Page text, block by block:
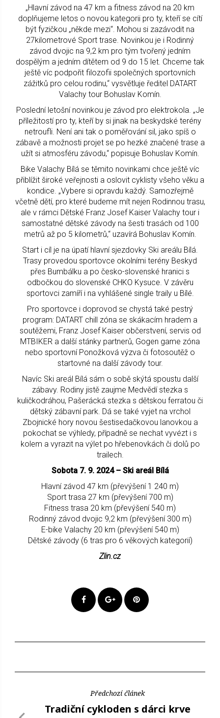
„Hlavní závod na 47 km a fitness závod na 20 km
doplňujeme letos o novou kategorii pro ty, kteří se cítí
být fyzičkou „někde mezi“. Mohou si zazávodit na
27kilometrové Sport trase. Novinkou je i Rodinný
závod dvojic na 9,2 km pro tým tvořený jedním
dospělým a jedním dítětem od 9 do 15 let. Chceme tak
ještě víc podpořit filozofii společných sportovních
zážitků pro celou rodinu,“ vysvětluje ředitel DATART
Valachy tour Bohuslav Komín.
Poslední letošní novinkou je závod pro elektrokola. „Je
příležitostí pro ty, kteří by si jinak na beskydské terény
netroufli. Není ani tak o poměřování sil, jako spíš o
zábavě a možnosti projet se po hezké značené trase a
užít si atmosféru závodu,“ popisuje Bohuslav Komín.
Bike Valachy Bílá se těmito novinkami chce ještě víc
přiblížit široké veřejnosti a oslovit cyklisty všeho věku a
kondice. „Vybere si opravdu každý. Samozřejmě
včetně dětí, pro které budeme mít nejen Rodinnou trasu,
ale v rámci Dětské Franz Josef Kaiser Valachy tour i
samostatné dětské závody na šesti trasách od 100
metrů až po 5 kilometrů,“ uzavírá Bohuslav Komín.
Start i cíl je na úpatí hlavní sjezdovky Ski areálu Bílá.
Trasy provedou sportovce okolními terény Beskyd
přes Bumbálku a po česko-slovenské hranici s
odbočkou do slovenské CHKO Kysuce. V závěru
sportovci zamíří i na vyhlášené single traily u Bílé.
Pro sportovce i doprovod se chystá také pestrý
program: DATART chill zóna se skákacím hradem a
soutěžemi, Franz Josef Kaiser občerstvení, servis od
MTBIKER a další stánky partnerů, Gogen game zóna
nebo sportovní Ponožková výzva či fotosoutěž o
startovné na další závody tour.
Navíc Ski areál Bílá sám o sobě skýtá spoustu další
zábavy. Rodiny jistě zaujme Medvědí stezka s
kuličkodráhou, Pašerácká stezka s dětskou ferratou či
dětský zábavní park. Dá se také vyjet na vrchol
Zbojnické hory novou šestisedačkovou lanovkou a
pokochat se výhledy, případně se nechat vyvézt i s
kolem a vyrazit na výlet po hřebenovkách či dolů po
trailech.
Sobota 7. 9. 2024 – Ski areál Bílá
Hlavní závod 47 km (převýšení 1 240 m)
Sport trasa 27 km (převýšení 700 m)
Fitness trasa 20 km (převýšení 540 m)
Rodinný závod dvojic 9,2 km (převýšení 300 m)
E-bike Valachy 20 km (převýšení 540 m)
Dětské závody (6 tras pro 6 věkových kategorií)
Zlin.cz
Předchozí článek
Tradiční cykloden s dárci krve